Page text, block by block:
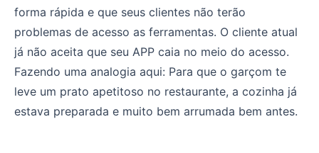
forma rápida e que seus clientes não terão
problemas de acesso as ferramentas. O cliente atual
já não aceita que seu APP caia no meio do acesso.
Fazendo uma analogia aqui: Para que o garçom te
leve um prato apetitoso no restaurante, a cozinha já
estava preparada e muito bem arrumada bem antes.